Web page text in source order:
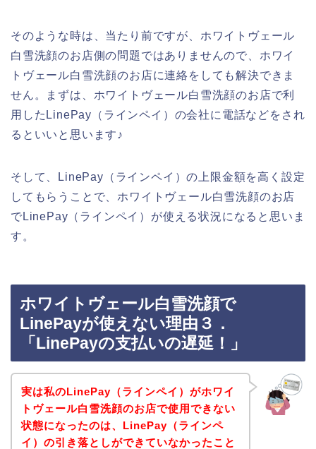
そのような時は、当たり前ですが、ホワイトヴェール
白雪洗顔のお店側の問題ではありませんので、ホワイ
トヴェール白雪洗顔のお店に連絡をしても解決できま
せん。まずは、ホワイトヴェール白雪洗顔のお店で利
用したLinePay（ラインペイ）の会社に電話などをされ
るといいと思います♪
そして、LinePay（ラインペイ）の上限金額を高く設定
してもらうことで、ホワイトヴェール白雪洗顔のお店
でLinePay（ラインペイ）が使える状況になると思いま
す。
ホワイトヴェール白雪洗顔で
LinePayが使えない理由３．
「LinePayの支払いの遅延！」
実は私のLinePay（ラインペイ）がホワイ
トヴェール白雪洗顔のお店で使用できない
状態になったのは、LinePay（ラインペ
イ）の引き落としができていなかったこと